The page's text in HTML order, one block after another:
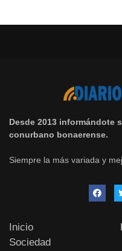
Desde 2013 informándote
conurbano bonaerense.
Siempre la más variada y
Inicio
Sociedad